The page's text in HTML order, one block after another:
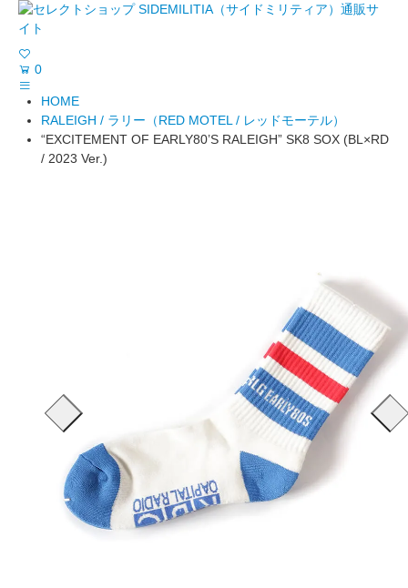
0
HOME
RALEIGH / ラリー（RED MOTEL / レッドモーテル）
“EXCITEMENT OF EARLY80’S RALEIGH” SK8 SOX (BL×RD
/ 2023 Ver.)